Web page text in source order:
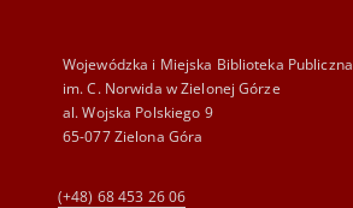
Wojewódzka i Miejska Biblioteka Publiczna
im. C. Norwida w Zielonej Górze
al. Wojska Polskiego 9
65-077 Zielona Góra
(+48) 68 453 26 06